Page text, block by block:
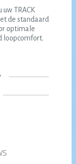
TRACK
de standaard
optimale
loopcomfort.